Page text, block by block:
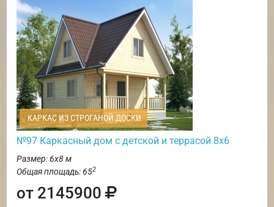
КАРКАС ИЗ СТРОГАНОЙ ДОСКИ
№97 Каркасный дом с детской и террасой 8х6
Размер: 6х8 м
Общая площадь: 652
от 2145900